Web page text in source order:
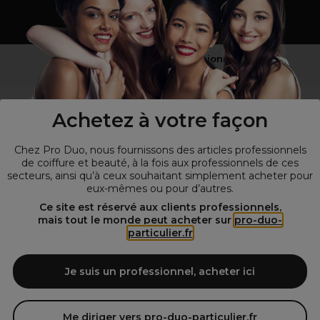
Achetez à votre façon
Chez Pro Duo, nous fournissons des articles professionnels
de coiffure et beauté, à la fois aux professionnels de ces
secteurs, ainsi qu’à ceux souhaitant simplement acheter pour
eux-mêmes ou pour d’autres.
Ce site est réservé aux clients professionnels,
mais tout le monde peut acheter sur pro-duo-
particulier.fr
Je suis un professionnel, acheter ici
Me diriger vers pro-duo-particulier.fr
Vous n’êtes pas un professionnel ?
Visitez notre site pourles particuliers !
© Tous droits réservés © Pro-Duo
Spécialiste de la coiffure et de la beauté, nous vous proposons une
large sélection de produits professionnels pour la coiffure et
l'esthétique autour d'un choix de grandes marques qui font de Pro-
de beauté! Notre gamme de produits s’adresse également à tous ceux